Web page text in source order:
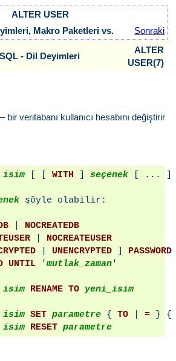
ALTER USER
Makro Paketleri vs.
Sonraki
SQL - Dil Deyimleri
ALTER
USER(7)
veritabanı kullanıcı hesabını değiştirir
isim [ [ WITH seçenek [ ... ]
şöyle olabilir:
| NOCREATEDB
| NOCREATEUSER
| UNENCRYPTED ] PASSWORD
UNTIL 'mutlak_zaman'
isim RENAME TO yeni_isim
isim SET parametre { TO | = }
isim RESET parametre